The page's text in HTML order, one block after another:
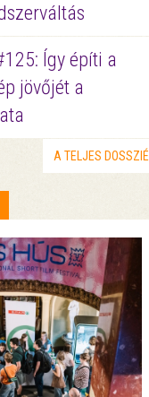
Így építi a
jövőjét a
A TELJES DOSSZIÉ